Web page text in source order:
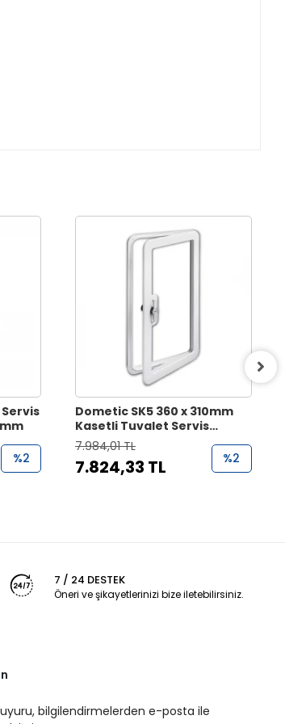
%2
Dometic SK5 360 x 310mm
Kasetli Tuvalet Servis
Kapağı
7.984,01 TL
7.824,33 TL %2
7 / 24 DESTEK
Öneri ve şikayetlerinizi bize iletebilirsiniz.
bilgilendirmelerden e-posta ile